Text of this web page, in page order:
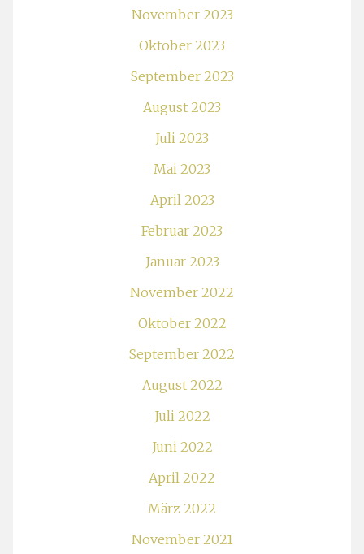
November 2023
Oktober 2023
September 2023
August 2023
Juli 2023
Mai 2023
April 2023
Februar 2023
Januar 2023
November 2022
Oktober 2022
September 2022
August 2022
Juli 2022
Juni 2022
April 2022
März 2022
November 2021